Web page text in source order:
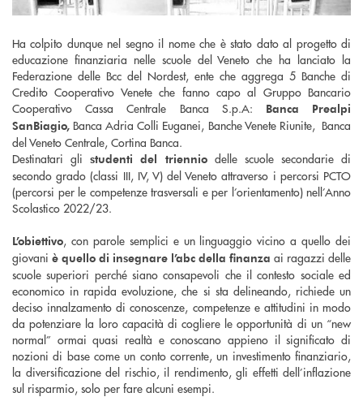
Ha colpito dunque nel segno il nome che è stato dato al progetto di
educazione finanziaria nelle scuole del Veneto che ha lanciato la
Federazione delle Bcc del Nordest, ente che aggrega 5 Banche di
Credito Cooperativo Venete che fanno capo al Gruppo Bancario
Cooperativo Cassa Centrale Banca S.p.A: Banca
Prealpi
SanBiagio, Banca Adria Colli Euganei, Banche Venete Riunite, Banca
del Veneto Centrale, Cortina Banca.
Destinatari glistudenti del trienniodelle scuole secondarie di
secondo grado (classi III, IV, V) del Veneto attraverso i percorsi PCTO
(percorsi per le competenze trasversali e per l’orientamento) nell’Anno
Scolastico 2022/23.
L’obiettivo, con parole semplici e un linguaggio vicino a quello dei
giovani è quello di insegnare l’abc della finanza ai ragazzi delle
scuole superiori perché siano consapevoli che il contesto sociale ed
economico in rapida evoluzione, che si sta delineando, richiede un
deciso innalzamento di conoscenze, competenze e attitudini in modo
da potenziare la loro capacità di cogliere le opportunità di un “new
normal” ormai quasi realtà e conoscano appieno il significato di
nozioni di base come un conto corrente, un investimento finanziario,
la diversificazione del rischio, il rendimento, gli effetti dell’inflazione
sul risparmio, solo per fare alcuni esempi.